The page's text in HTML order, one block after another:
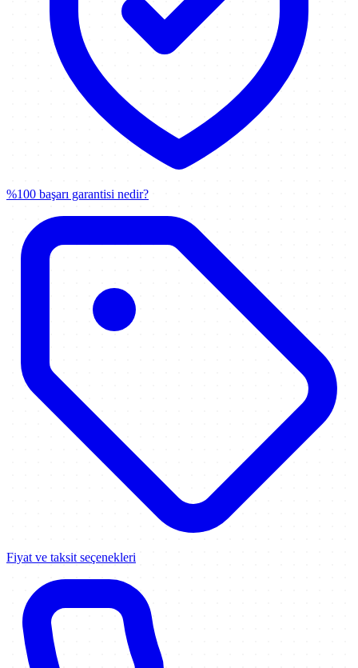
%100 başarı garantisi nedir?
Fiyat ve taksit seçenekleri